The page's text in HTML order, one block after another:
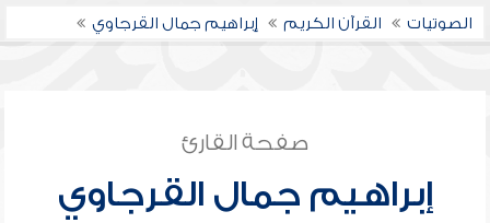
الصوتيات القرآن الكريم إبراهيم جمال القرجاوي
صفحة القارئ
إبراهيم جمال القرجاوي